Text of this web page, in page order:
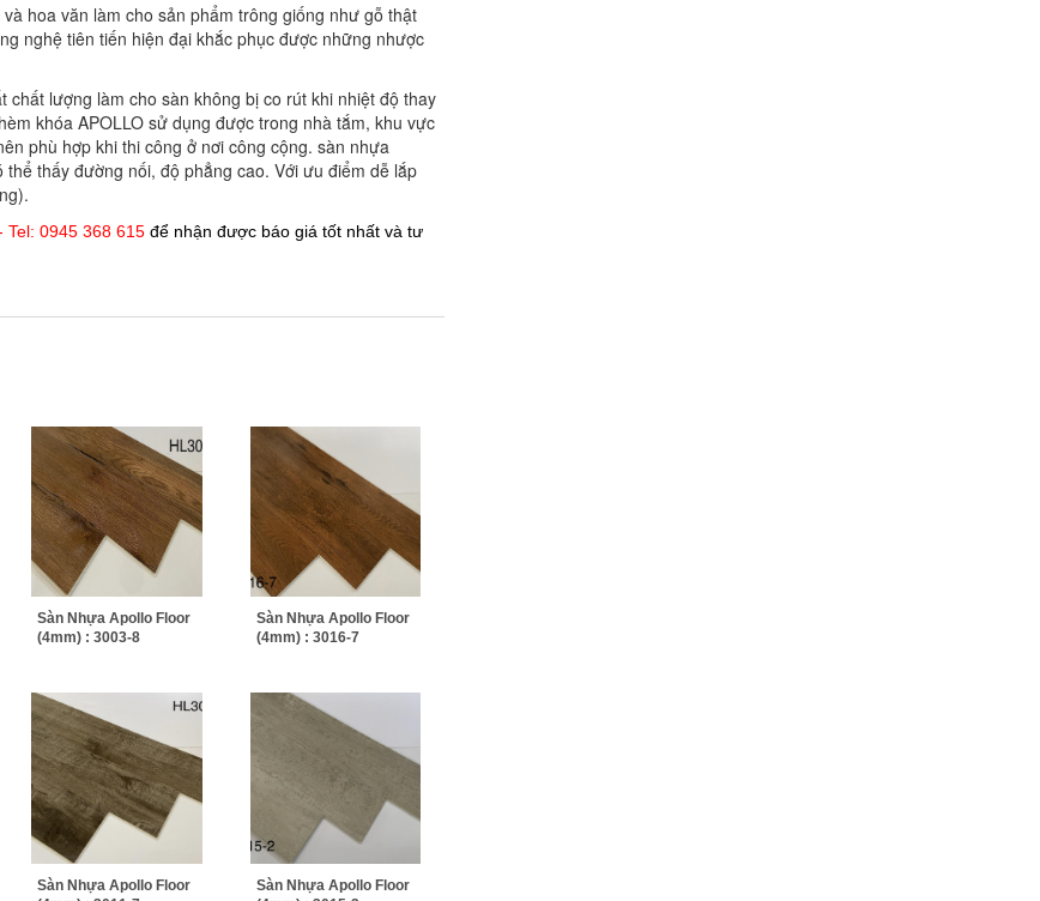
hoa văn làm cho sản phẩm trông giống như gỗ thật
nghệ tiên tiến hiện đại khắc phục được những nhược
lượng làm cho sàn không bị co rút khi nhiệt độ thay
khóa APOLLO sử dụng được trong nhà tắm, khu vực
phù hợp khi thi công ở nơi công cộng. sàn nhựa
thấy đường nối, độ phẳng cao. Với ưu điểm dễ lắp
Tel: 0945 368 615 để nhận được báo giá tốt nhất và tư
Sàn Nhựa Apollo Floor
(4mm) : 3003-8
Sàn Nhựa Apollo Floor
(4mm) : 3016-7
Sàn Nhựa Apollo Floor
Sàn Nhựa Apollo Floor